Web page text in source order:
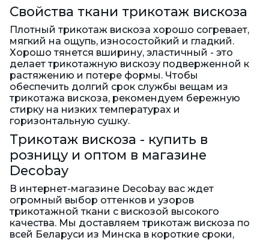
Свойства ткани трикотаж вискоза
Плотный трикотаж вискоза хорошо согревает,
мягкий на ощупь, износостойкий и гладкий.
Хорошо тянется вширину, эластичный - это
делает трикотажную вискозу подверженной к
растяжению и потере формы. Чтобы
обеспечить долгий срок службы вещам из
трикотажа вискоза, рекомендуем бережную
стирку на низких температурах и
горизонтальную сушку.
Трикотаж вискоза - купить в
розницу и оптом в магазине
Decobay
В интернет-магазине Decobay вас ждет
огромный выбор оттенков и узоров
трикотажной ткани с вискозой высокого
качества. Мы доставляем трикотаж вискоза по
всей Беларуси из Минска в короткие сроки,